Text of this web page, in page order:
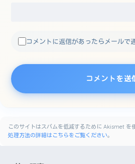
コメントに返信があったらメールで
このサイトはスパムを低減するために Akismet を
処理方法の詳細はこちらをご覧ください。